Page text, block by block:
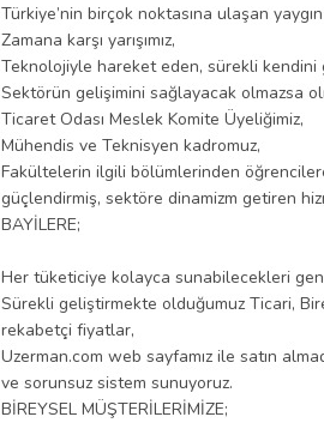
Türkiye’nin birçok noktasına ulaşan yaygın
Zamana karşı yarışımız,
Teknolojiyle hareket eden, sürekli kendini
Sektörün gelişimini sağlayacak olmazsa
Ticaret Odası Meslek Komite Üyeliğimiz,
Mühendis ve Teknisyen kadromuz,
Fakültelerin ilgili bölümlerinden öğrencilere
güçlendirmiş, sektöre dinamizm getiren
BAYİLERE;
Her tüketiciye kolayca sunabilecekleri
Sürekli geliştirmekte olduğumuz Ticari,
rekabetçi fiyatlar,
Uzerman.com web sayfamız ile satın
ve sorunsuz sistem sunuyoruz.
BİREYSEL MÜŞTERİLERİMİZE;